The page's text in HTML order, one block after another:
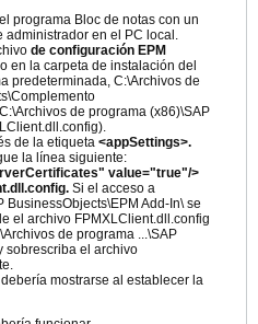
programa Bloc de notas con un
administrador en el PC local.
de configuración EPM
en la carpeta de instalación del
predeterminada, C:\Archivos de
de programa (x86)\SAP
de la etiqueta <appSettings>.
la línea siguiente:
value="true"/>
. Si el acceso a
BusinessObjects\EPM Add-In\ se
el archivo FPMXLClient.dll.config
de programa ...\SAP
sobrescriba el archivo
mostrarse al establecer la